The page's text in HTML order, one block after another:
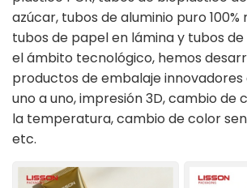
中文
azúcar, tubos de aluminio puro
tubos de papel en lámina y tubos
el ámbito tecnológico, hemos
productos de embalaje
uno a uno, impresión 3D, cambio de
la temperatura, cambio de color
etc.